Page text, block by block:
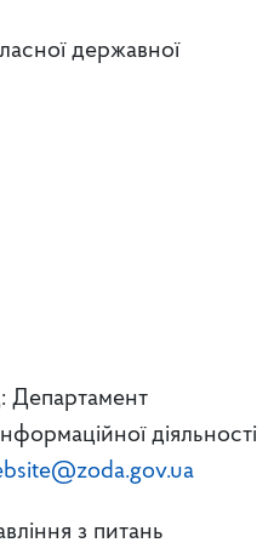
державної
Департамент
діяльності
з питань